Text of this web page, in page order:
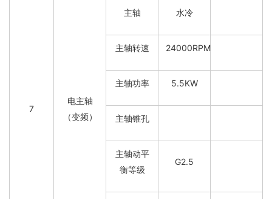
7
电主轴
（变频）
主轴 水冷
主轴转速 24000RPM
主轴功率 5.5KW
主轴锥孔
主轴动平
衡等级
G2.5